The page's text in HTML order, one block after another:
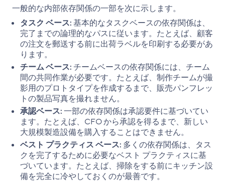
一般的な内部依存関係の一部を次に示します。
タスク ベース:基本的なタスクベースの依存関係は、
完了までの論理的なパスに従います。たとえば、顧客
の注文を郵送する前に出荷ラベルを印刷する必要があ
ります。
チーム ベース:チームベースの依存関係には、チーム
間の共同作業が必要です。たとえば、制作チームが撮
影用のプロトタイプを作成するまで、販売パンフレッ
トの製品写真を撮れません。
承認ベース:一部の依存関係は承認要件に基づいてい
ます。たとえば、CFO から承認を得るまで、新しい
大規模製造設備を購入することはできません。
ベスト プラクティス ベース: 多くの依存関係は、タス
クを完了するために必要なベスト プラクティスに基
づいています。たとえば、掃除をする前にキッチン設
備を完全に冷やしておくのが最善です。